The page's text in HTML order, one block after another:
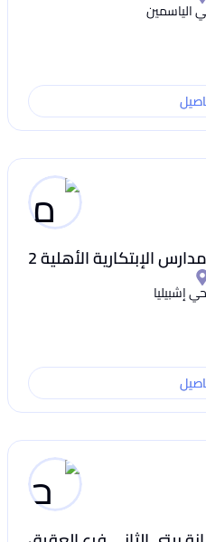
الياسمين
مدارس الإبتكارية الأهلية 2
إشبيليا